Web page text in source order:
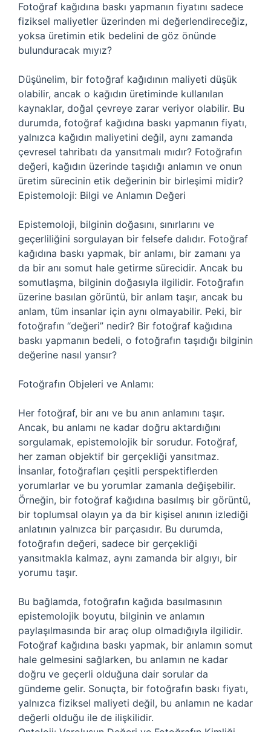
Fotoğraf kağıdına baskı yapmanın fiyatını sadece
fiziksel maliyetler üzerinden mi değerlendireceğiz,
yoksa üretimin etik bedelini de göz önünde
bulunduracak mıyız?
Düşünelim, bir fotoğraf kağıdının maliyeti düşük
olabilir, ancak o kağıdın üretiminde kullanılan
kaynaklar, doğal çevreye zarar veriyor olabilir. Bu
durumda, fotoğraf kağıdına baskı yapmanın fiyatı,
yalnızca kağıdın maliyetini değil, aynı zamanda
çevresel tahribatı da yansıtmalı mıdır? Fotoğrafın
değeri, kağıdın üzerinde taşıdığı anlamın ve onun
üretim sürecinin etik değerinin bir birleşimi midir?
Epistemoloji: Bilgi ve Anlamın Değeri
Epistemoloji, bilginin doğasını, sınırlarını ve
geçerliliğini sorgulayan bir felsefe dalıdır. Fotoğraf
kağıdına baskı yapmak, bir anlamı, bir zamanı ya
da bir anı somut hale getirme sürecidir. Ancak bu
somutlaşma, bilginin doğasıyla ilgilidir. Fotoğrafın
üzerine basılan görüntü, bir anlam taşır, ancak bu
anlam, tüm insanlar için aynı olmayabilir. Peki, bir
fotoğrafın “değeri” nedir? Bir fotoğraf kağıdına
baskı yapmanın bedeli, o fotoğrafın taşıdığı bilginin
değerine nasıl yansır?
Fotoğrafın Objeleri ve Anlamı:
Her fotoğraf, bir anı ve bu anın anlamını taşır.
Ancak, bu anlamı ne kadar doğru aktardığını
sorgulamak, epistemolojik bir sorudur. Fotoğraf,
her zaman objektif bir gerçekliği yansıtmaz.
İnsanlar, fotoğrafları çeşitli perspektiflerden
yorumlarlar ve bu yorumlar zamanla değişebilir.
Örneğin, bir fotoğraf kağıdına basılmış bir görüntü,
bir toplumsal olayın ya da bir kişisel anının izlediği
anlatının yalnızca bir parçasıdır. Bu durumda,
fotoğrafın değeri, sadece bir gerçekliği
yansıtmakla kalmaz, aynı zamanda bir algıyı, bir
yorumu taşır.
Bu bağlamda, fotoğrafın kağıda basılmasının
epistemolojik boyutu, bilginin ve anlamın
paylaşılmasında bir araç olup olmadığıyla ilgilidir.
Fotoğraf kağıdına baskı yapmak, bir anlamın somut
hale gelmesini sağlarken, bu anlamın ne kadar
doğru ve geçerli olduğuna dair sorular da
gündeme gelir. Sonuçta, bir fotoğrafın baskı fiyatı,
yalnızca fiziksel maliyeti değil, bu anlamın ne kadar
değerli olduğu ile de ilişkilidir.